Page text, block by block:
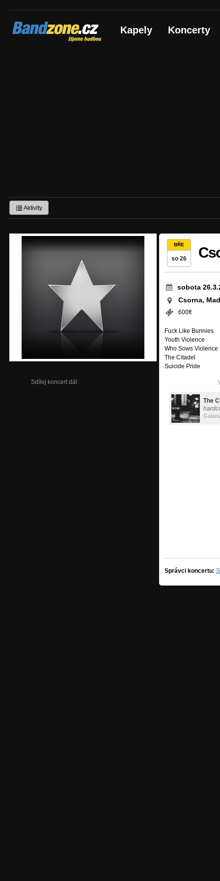
Bandzone.cz
žijeme hudbou Kapely Koncerty
Aktivity
Sdílej koncert dál:
BŘE
so 26
sobota
Csorna,
600ft
Fuck Like Bunnies
Youth Violence
Who Sows Violence
The Citadel
Suicide Pride
The
Správci koncertu: